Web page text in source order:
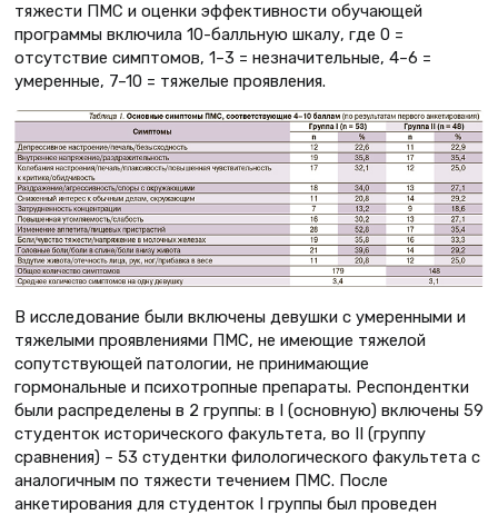
тяжести ПМС и оценки эффективности обучающей
программы включила 10-балльную шкалу, где 0 =
отсутствие симптомов, 1–3 = незначительные, 4–6 =
умеренные, 7–10 = тяжелые проявления.
В исследование были включены девушки с умеренными и
тяжелыми проявлениями ПМС, не имеющие тяжелой
сопутствующей патологии, не принимающие
гормональные и психотропные препараты. Респондентки
были распределены в 2 группы: в I (основную) включены 59
студенток исторического факультета, во II (группу
сравнения) – 53 студентки филологического факультета с
аналогичным по тяжести течением ПМС. После
анкетирования для студенток I группы был проведен